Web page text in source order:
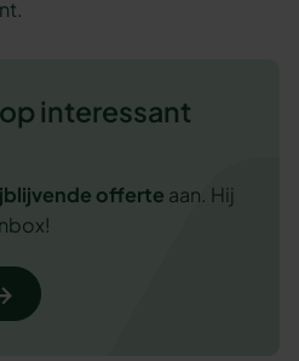
interessant
offerte aan. Hij